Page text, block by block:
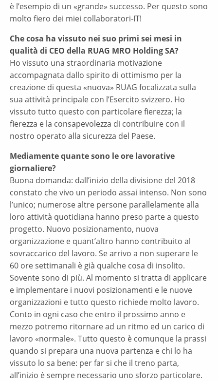
è l’esempio di un «grande» successo. Per questo sono
molto fiero dei miei collaboratori-IT!
Che cosa ha vissuto nei suo primi sei mesi in
qualità di CEO della RUAG MRO Holding SA?
Ho vissuto una straordinaria motivazione
accompagnata dallo spirito di ottimismo per la
creazione di questa «nuova» RUAG focalizzata sulla
sua attività principale con l’Esercito svizzero. Ho
vissuto tutto questo con particolare fierezza; la
fierezza e la consapevolezza di contribuire con il
nostro operato alla sicurezza del Paese.
Mediamente quante sono le ore lavorative
giornaliere?
Buona domanda: dall’inizio della divisione del 2018
constato che vivo un periodo assai intenso. Non sono
l’unico; numerose altre persone parallelamente alla
loro attività quotidiana hanno preso parte a questo
progetto. Nuovo posizionamento, nuova
organizzazione e quant’altro hanno contribuito al
sovraccarico del lavoro. Se arrivo a non superare le
60 ore settimanali è già qualche cosa di insolito.
Sovente sono di più. Al momento si tratta di applicare
e implementare i nuovi posizionamenti e le nuove
organizzazioni e tutto questo richiede molto lavoro.
Conto in ogni caso che entro il prossimo anno e
mezzo potremo ritornare ad un ritmo ed un carico di
lavoro «normale». Tutto questo è comunque la prassi
quando si prepara una nuova partenza e chi lo ha
vissuto lo sa bene: per far si che il treno parta,
all’inizio è sempre necessario uno sforzo particolare.